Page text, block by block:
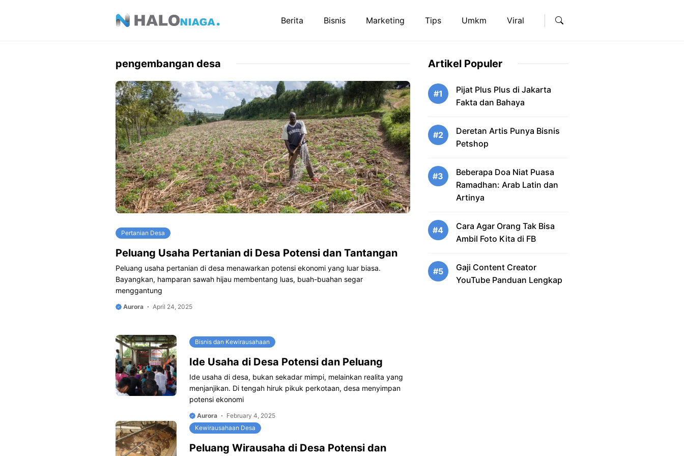
Berita Bisnis Marketing Tips Umkm Viral
pengembangan desa
Pertanian Desa
Peluang Usaha Pertanian di Desa Potensi dan Tantangan
Peluang usaha pertanian di desa menawarkan potensi ekonomi yang luar biasa.
Bayangkan, hamparan sawah hijau membentang luas, buah-buahan segar
menggantung
Aurora April 24, 2025
Bisnis dan Kewirausahaan
Ide Usaha di Desa Potensi dan Peluang
Ide usaha di desa, bukan sekadar mimpi, melainkan realita yang
menjanjikan. Di tengah hiruk pikuk perkotaan, desa menyimpan
potensi ekonomi
Aurora
February 4, 2025
Kewirausahaan Desa
Peluang Wirausaha di Desa Potensi dan
Artikel Populer
#1
Pijat Plus Plus di Jakarta
Fakta dan Bahaya
#2
Deretan Artis Punya Bisnis
Petshop
#3
Beberapa Doa Niat Puasa
Ramadhan: Arab Latin dan
Artinya
#4
Cara Agar Orang Tak Bisa
Ambil Foto Kita di FB
#5
Gaji Content Creator
YouTube Panduan Lengkap